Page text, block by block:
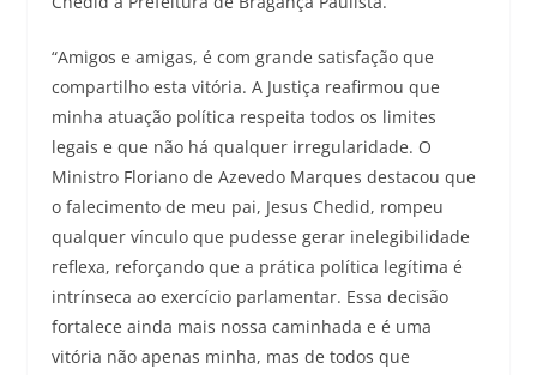
“Amigos e amigas, é com grande satisfação que
compartilho esta vitória. A Justiça reafirmou que
minha atuação política respeita todos os limites
legais e que não há qualquer irregularidade. O
Ministro Floriano de Azevedo Marques destacou que
o falecimento de meu pai, Jesus Chedid, rompeu
qualquer vínculo que pudesse gerar inelegibilidade
reflexa, reforçando que a prática política legítima é
intrínseca ao exercício parlamentar. Essa decisão
fortalece ainda mais nossa caminhada e é uma
vitória não apenas minha, mas de todos que